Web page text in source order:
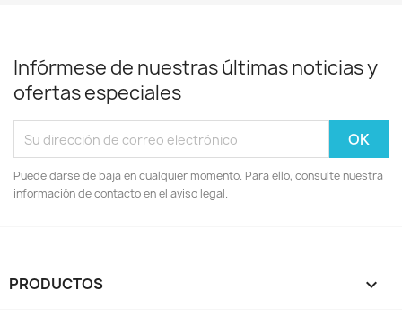
Infórmese de nuestras últimas noticias y
ofertas especiales
Puede darse de baja en cualquier momento. Para ello, consulte nuestra
información de contacto en el aviso legal.
PRODUCTOS 